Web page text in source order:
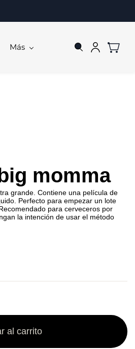
Más
momma
grande. Contiene una película de
Perfecto para empezar un lote
para cerveceros por
la intención de usar el método
al carrito